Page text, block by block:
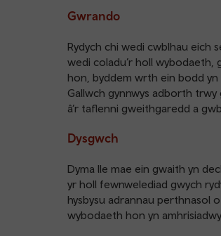
Gwrando
Rydych chi wedi cwblhau eich
wedi coladu’r holl wybodaeth,
hon, byddem wrth ein bodd yn
Gallwch gynnwys adborth trwy
â’r taflenni gweithgaredd a
Dysgwch
Dyma lle mae ein gwaith yn
yr holl fewnwelediad gwych
hysbysu adrannau perthnasol
wybodaeth hon yn